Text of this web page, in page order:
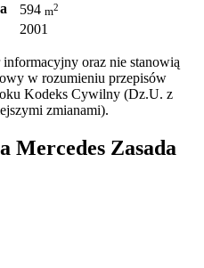
594 m2
2001
oraz nie stanowią
w rozumieniu przepisów
Kodeks Cywilny (Dz.U. z
zmianami).
Mercedes Zasada